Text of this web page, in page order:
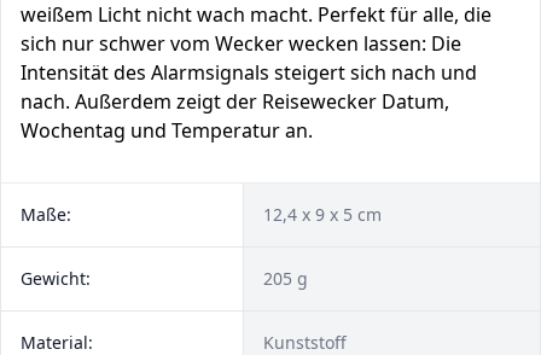
weißem Licht nicht wach macht. Perfekt für alle, die
sich nur schwer vom Wecker wecken lassen: Die
Intensität des Alarmsignals steigert sich nach und
nach. Außerdem zeigt der Reisewecker Datum,
Wochentag und Temperatur an.
Maße: 12,4 x 9 x 5 cm
Gewicht: 205 g
Material: Kunststoff